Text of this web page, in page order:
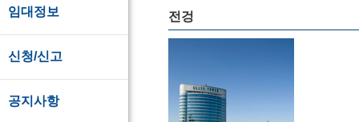
임대정보
신청/신고
공지사항
전겅